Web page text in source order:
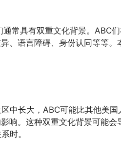
常具有双重文化背景。ABC
、语言障碍、身份认同等等。
中长大，ABC可能比其他美国
响。这种双重文化背景可能会
时。